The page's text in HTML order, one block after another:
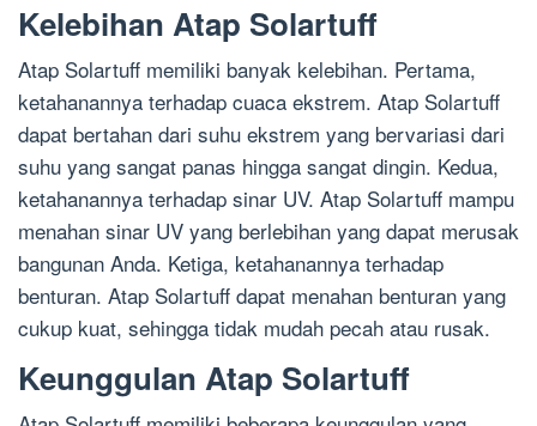
Kelebihan Atap Solartuff
Atap Solartuff memiliki banyak kelebihan. Pertama,
ketahanannya terhadap cuaca ekstrem. Atap Solartuff
dapat bertahan dari suhu ekstrem yang bervariasi dari
suhu yang sangat panas hingga sangat dingin. Kedua,
ketahanannya terhadap sinar UV. Atap Solartuff mampu
menahan sinar UV yang berlebihan yang dapat merusak
bangunan Anda. Ketiga, ketahanannya terhadap
benturan. Atap Solartuff dapat menahan benturan yang
cukup kuat, sehingga tidak mudah pecah atau rusak.
Keunggulan Atap Solartuff